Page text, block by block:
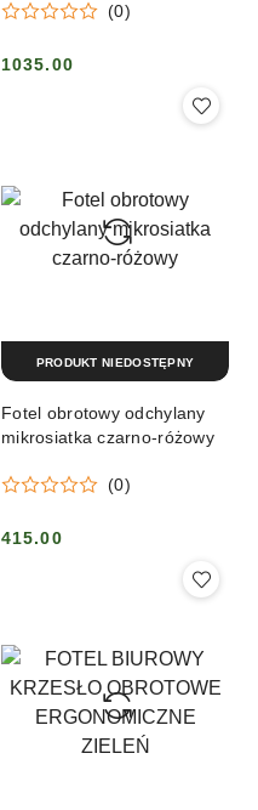
(0)
Cena:
1035.00
Fotel obrotowy odchylany
mikrosiatka czarno-różowy
(0)
Cena:
415.00
PRODUKT NIEDOSTĘPNY